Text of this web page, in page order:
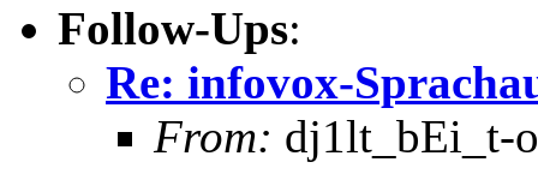
Follow-Ups:
Re: infovox-
From: dj1lt_bEi_t-